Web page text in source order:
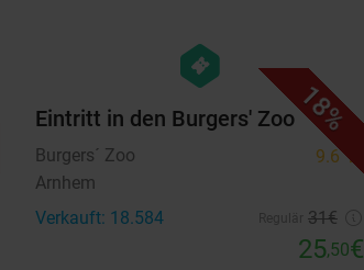
18%
hexagon
events
Eintritt in den Burgers' Zoo
Burgers´ Zoo 9.6star
Arnhem
Verkauft: 18.584
31€
25,50€